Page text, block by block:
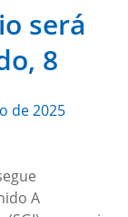
será
8
de 2025
A